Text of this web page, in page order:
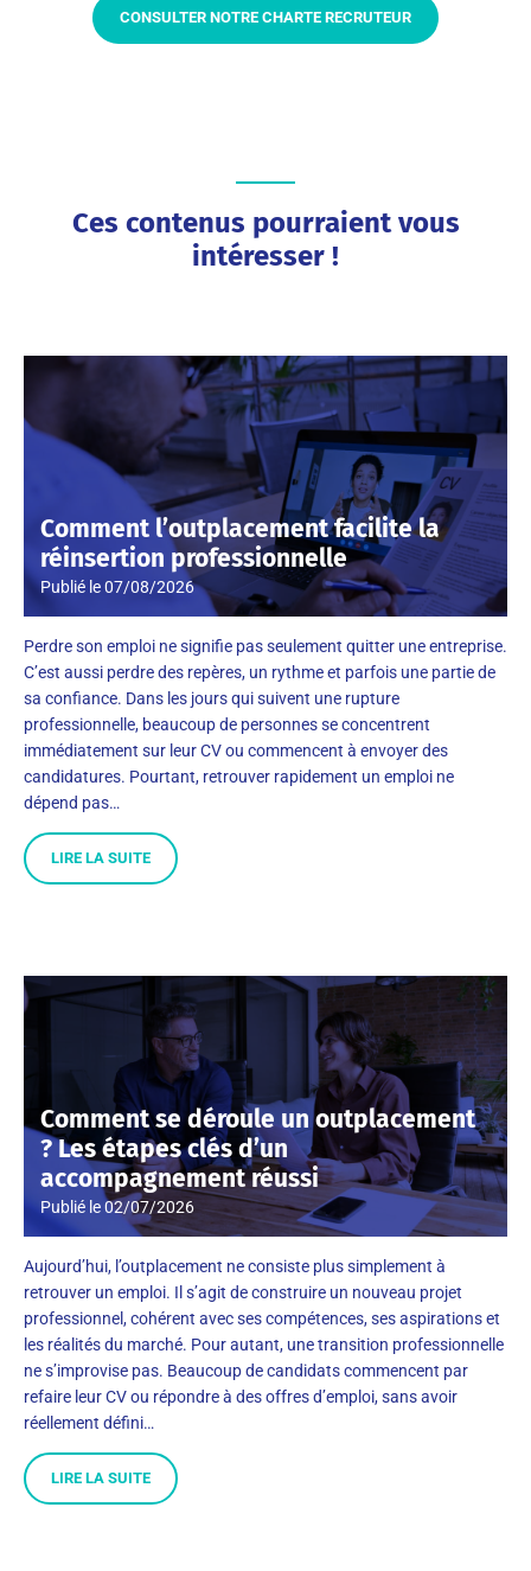
CONSULTER NOTRE CHARTE RECRUTEUR
Ces contenus pourraient vous
intéresser !
Comment l’outplacement facilite la
réinsertion professionnelle
Publié le07/08/2026
Perdre son emploi ne signifie pas seulement quitter une entreprise.
C’est aussi perdre des repères, un rythme et parfois une partie de
sa confiance. Dans les jours qui suivent une rupture
professionnelle, beaucoup de personnes se concentrent
immédiatement sur leur CV ou commencent à envoyer des
candidatures. Pourtant, retrouver rapidement un emploi ne
dépend pas…
LIRE LA SUITE
Comment se déroule un outplacement
? Les étapes clés d’un
accompagnement réussi
Publié le02/07/2026
Aujourd’hui, l’outplacement ne consiste plus simplement à
retrouver un emploi. Il s’agit de construire un nouveau projet
professionnel, cohérent avec ses compétences, ses aspirations et
les réalités du marché. Pour autant, une transition professionnelle
ne s’improvise pas. Beaucoup de candidats commencent par
refaire leur CV ou répondre à des offres d’emploi, sans avoir
réellement défini…
LIRE LA SUITE